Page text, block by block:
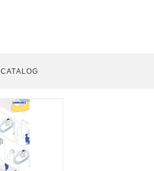
CATALOG